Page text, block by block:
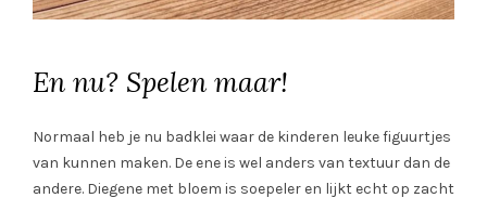
En nu? Spelen maar!
Normaal heb je nu badklei waar de kinderen leuke figuurtjes
van kunnen maken. De ene is wel anders van textuur dan de
andere. Diegene met bloem is soepeler en lijkt echt op zacht